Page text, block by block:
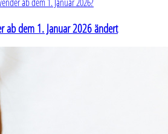
ab dem 1. Januar 2026 ändert